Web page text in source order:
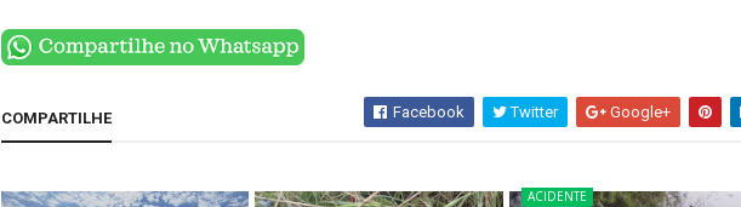
COMPARTILHE Facebook Twitter Google+
ACIDENTE